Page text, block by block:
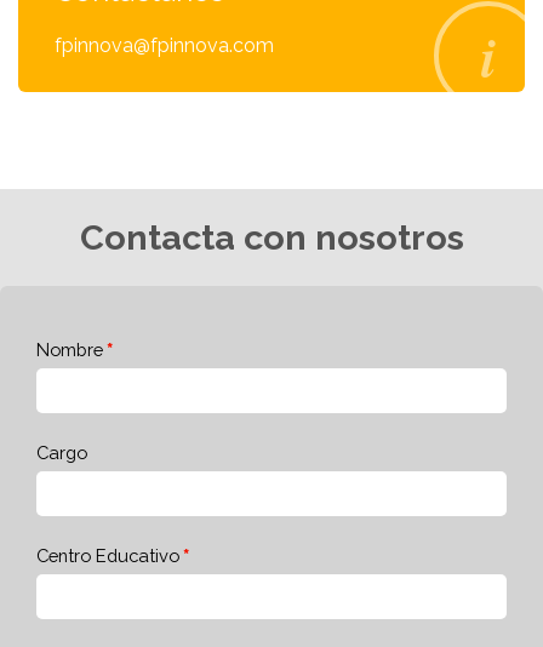
fpinnova@fpinnova.com
Contacta con nosotros
Nombre
Cargo
Centro Educativo